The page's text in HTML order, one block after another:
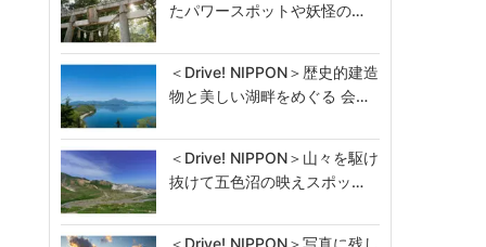
たパワースポットや妖怪の…
＜Drive! NIPPON＞歴史的建造
物と美しい湖畔をめぐる 会…
＜Drive! NIPPON＞山々を駆け
抜けて五色沼の映えスポッ…